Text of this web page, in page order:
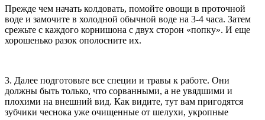
Прежде чем начать колдовать, помойте овощи в проточной
воде и замочите в холодной обычной воде на 3-4 часа. Затем
срежьте с каждого корнишона с двух сторон «попку». И еще
хорошенько разок ополосните их.
3. Далее подготовьте все специи и травы к работе. Они
должны быть только, что сорванными, а не увядшими и
плохими на внешний вид. Как видите, тут вам пригодятся
зубчики чеснока уже очищенные от шелухи, укропные